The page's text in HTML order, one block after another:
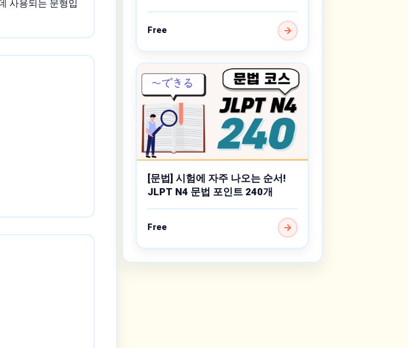
사용되는 문형입
Free
[문법] 시험에 자주 나오는 순서!
JLPT N4 문법 포인트 240개
Free